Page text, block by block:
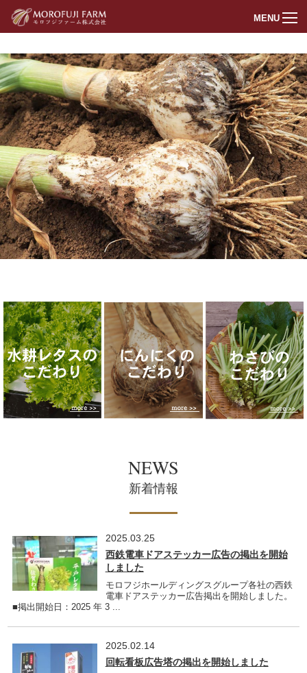
MENU
商品紹介
我々の想い
会社概要
お問い合わせ
新着情報
オンラインショップ
NEWS
新着情報
2025.03.25
西鉄電車ドアステッカー広告の掲出を開始
しました
モロフジホールディングスグループ各社の西鉄
電車ドアステッカー広告掲出を開始しました。
■掲出開始日：2025 年 3 ...
2025.02.14
回転看板広告塔の掲出を開始しました